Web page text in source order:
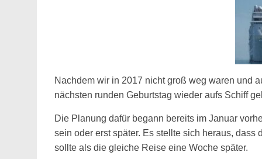
Nachdem wir in 2017 nicht groß weg waren und
nächsten runden Geburtstag wieder aufs Schiff
Die Planung dafür begann bereits im Januar
sein oder erst später. Es stellte sich heraus,
sollte als die gleiche Reise eine Woche später.